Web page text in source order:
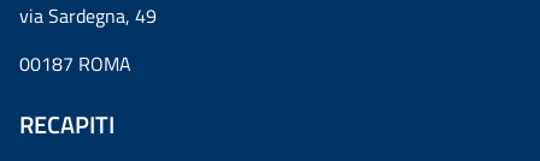
via Sardegna, 49
00187 ROMA
RECAPITI